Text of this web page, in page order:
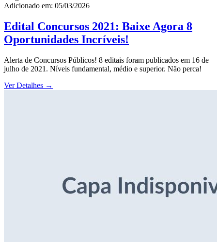
Adicionado em: 05/03/2026
Edital Concursos 2021: Baixe Agora 8
Oportunidades Incríveis!
Alerta de Concursos Públicos! 8 editais foram publicados em 16 de
julho de 2021. Níveis fundamental, médio e superior. Não perca!
Ver Detalhes →